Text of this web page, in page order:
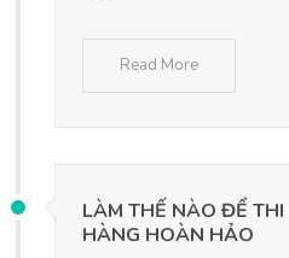
Read More
LÀM THẾ NÀO ĐỂ
HÀNG HOÀN HẢO